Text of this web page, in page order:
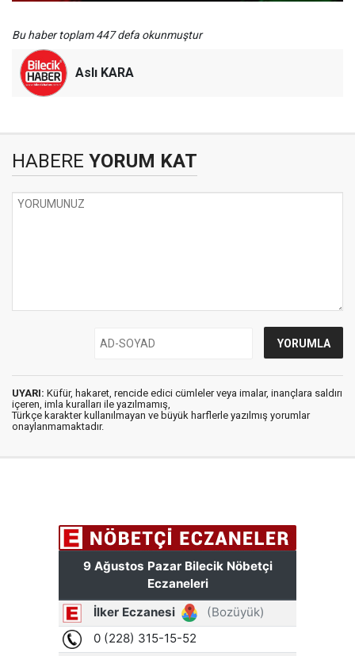
Bu haber toplam 447 defa okunmuştur
Aslı KARA
HABERE YORUM KAT
UYARI: Küfür, hakaret, rencide edici cümleler veya imalar, inançlara saldırı
içeren, imla kuralları ile yazılmamış,
Türkçe karakter kullanılmayan ve büyük harflerle yazılmış yorumlar
onaylanmamaktadır.